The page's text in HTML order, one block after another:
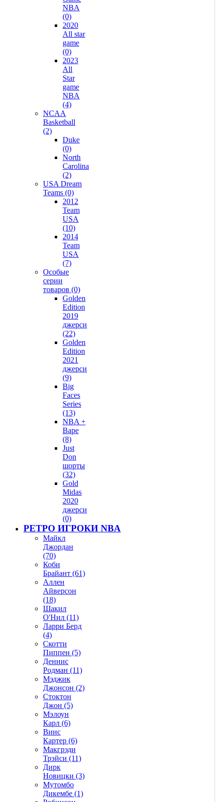
NBA
(0)
2020
All star
game
(0)
2023
All
Star
game
NBA
(4)
NCAA
Basketball
(2)
Duke
(0)
North
Carolina
(2)
USA Dream
Teams (0)
2012
Team
USA
(10)
2014
Team
USA
(7)
Особые
серии
товаров (0)
Golden
Edition
2019
джерси
(22)
Golden
Edition
2021
джерси
(9)
Big
Faces
Series
(13)
NBA +
Bape
(8)
Just
Don
шорты
(32)
Gold
Midas
2020
джерси
(0)
РЕТРО ИГРОКИ NBA
Майкл
Джордан
(70)
Коби
Брайант (61)
Аллен
Айверсон
(18)
Шакил
О'Нил (11)
Ларри Берд
(4)
Скотти
Пиппен (5)
Деннис
Родман (11)
Мэджик
Джонсон (2)
Стоктон
Джон (5)
Мэлоун
Карл (6)
Винс
Картер (6)
Макгрэди
Трэйси (11)
Дирк
Новицки (3)
Мутомбо
Дикембе (1)